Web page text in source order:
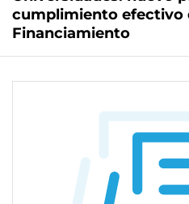
cumplimiento efectivo
Financiamiento